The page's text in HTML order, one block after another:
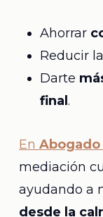
Ahorrar
Reducir
Darte
final .
En
mediación
ayudando a
desde la